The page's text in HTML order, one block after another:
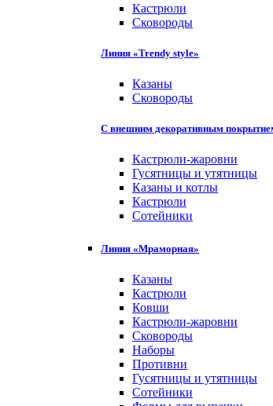
Кастрюли
Сковороды
Линия «Trendy style»
Казаны
Сковороды
С внешним декоративным
Кастрюли-жаровни
Гусятницы и утятницы
Казаны и котлы
Кастрюли
Сотейники
Линия «Мраморная»
Казаны
Кастрюли
Ковши
Кастрюли-жаровни
Сковороды
Наборы
Противни
Гусятницы и утятницы
Сотейники